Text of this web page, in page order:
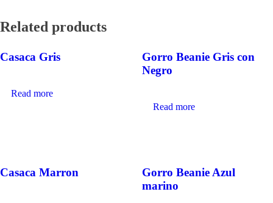
Related products
Casaca Gris
Read more
Gorro Beanie Gris con
Negro
Read more
Casaca Marron
Gorro Beanie Azul
marino